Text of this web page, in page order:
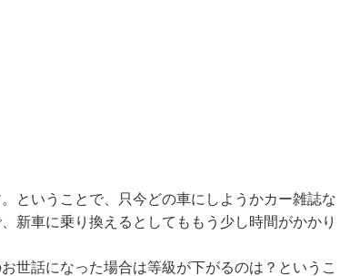
ということで、只今どの車にしようかカー雑誌な
新車に乗り換えるとしてももう少し時間がかかり
世話になった場合は等級が下がるのは？というこ